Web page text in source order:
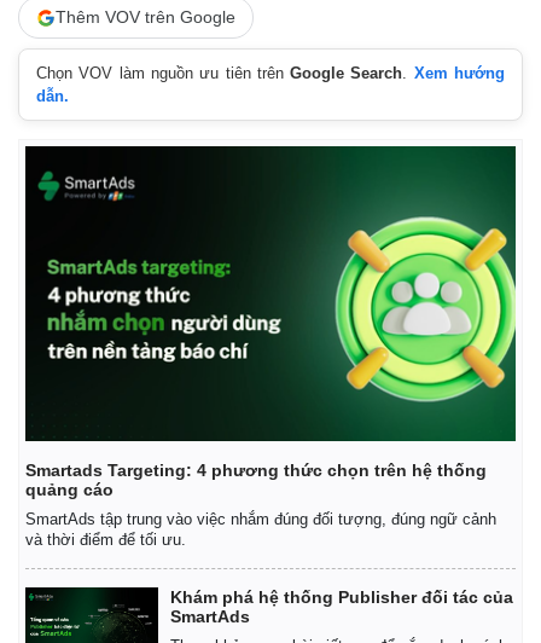
Bất động sản
Khởi nghiệp
Tỷ giá
Chứng khoán
Thêm VOV trên Google
Chọn VOV làm nguồn ưu tiên trênGoogle Search. Xem hướng
dẫn.
Smartads Targeting: 4 phương thức chọn trên hệ thống
quảng cáo
SmartAds tập trung vào việc nhắm đúng đối tượng, đúng ngữ cảnh
và thời điểm để tối ưu.
Khám phá hệ thống Publisher đối tác của
SmartAds